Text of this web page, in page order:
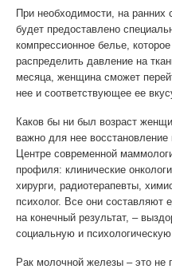
При необходимости, на ранних
будет предоставлено
компрессионное белье,
распределить давление на
месяца, женщина сможет
нее и соответствующее ее
Каков бы ни был возраст
важно для нее
Центре современной
профиля: клинические
хирурги, радиотерапевты,
психолог. Все они составляют
на конечный результат, –
социальную и
Рак молочной железы – это не